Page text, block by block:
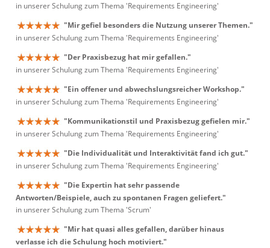
in unserer Schulung zum Thema 'Requirements Engineering'
"Mir gefiel besonders die Nutzung unserer Themen."
in unserer Schulung zum Thema 'Requirements Engineering'
"Der Praxisbezug hat mir gefallen."
in unserer Schulung zum Thema 'Requirements Engineering'
"Ein offener und abwechslungsreicher Workshop."
in unserer Schulung zum Thema 'Requirements Engineering'
"Kommunikationstil und Praxisbezug gefielen mir."
in unserer Schulung zum Thema 'Requirements Engineering'
"Die Individualität und Interaktivität fand ich gut."
in unserer Schulung zum Thema 'Requirements Engineering'
"Die Expertin hat sehr passende
Antworten/Beispiele, auch zu spontanen Fragen geliefert."
in unserer Schulung zum Thema 'Scrum'
"Mir hat quasi alles gefallen, darüber hinaus
verlasse ich die Schulung hoch motiviert."